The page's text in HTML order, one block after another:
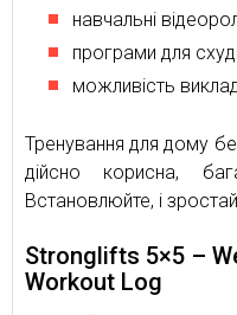
навчальні
програми для
можливість
Тренування для дому
дійсно корисна,
Встановлюйте, і
Stronglifts 5×5 –
Workout Log